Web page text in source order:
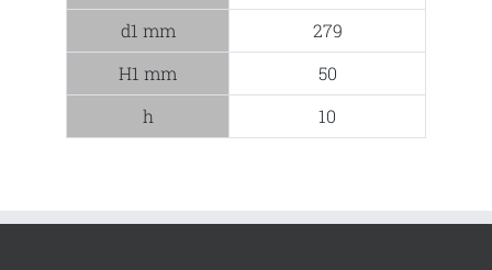
d1 mm
279
H1 mm
50
h
10